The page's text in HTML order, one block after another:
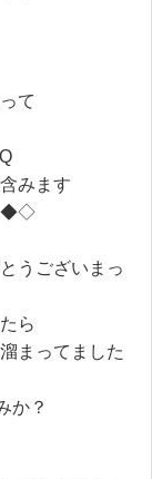
て
みます
◆◇
うございまっ
ら
まってました
か？